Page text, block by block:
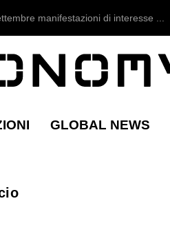
manifestazioni di interesse ...
GLOBAL NEWS